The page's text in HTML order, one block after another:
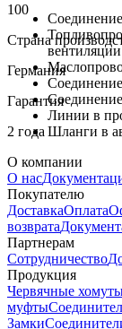
100
Страна
Германия
Гарантия
2 года
вентиляции
Линии в
Шланги в
О компании
О нас
Покупателю
ДоставкаОплата
возврата
Партнерам
Сотрудничество
Продукция
Червячные
муфты
Замки